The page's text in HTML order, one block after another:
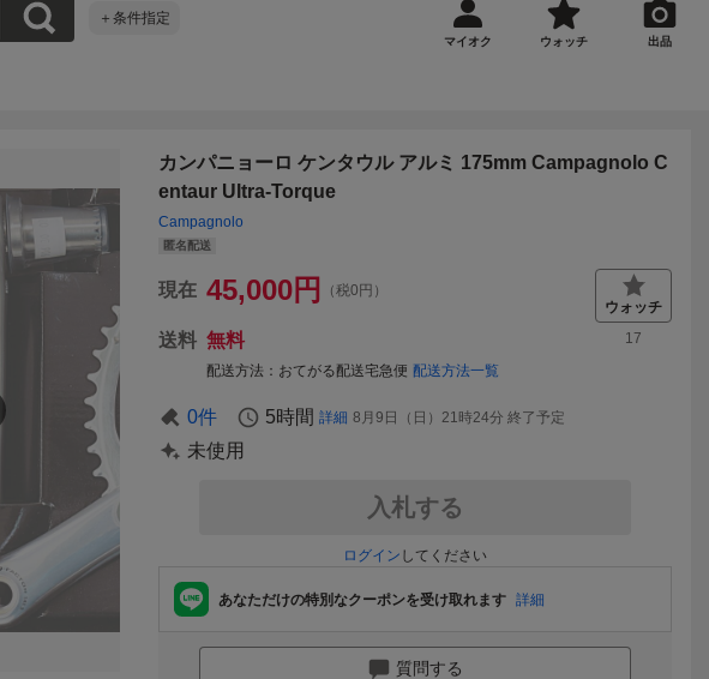
＋条件指定
マイオク ウォッチ 出品
カンパニョーロ ケンタウル アルミ 175mm Campagnolo C
entaur Ultra-Torque
Campagnolo
匿名配送
現在 45,000円 （税0円）
送料 無料
配送方法 おてがる配送宅急便 配送方法一覧
17
0件 5時間 詳細 8月9日（日）21時24分 終了予定
未使用
入札する
ログイン してください
あなただけの特別なクーポンを受け取れます 詳細
質問する